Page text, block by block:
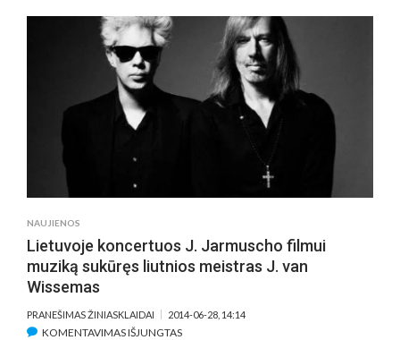
NAUJIENOS
Lietuvoje koncertuos J. Jarmuscho filmui
muziką sukūręs liutnios meistras J. van
Wissemas
PRANEŠIMAS ŽINIASKLAIDAI 2014-06-28, 14:14
KOMENTAVIMAS IŠJUNGTASĮRAŠE